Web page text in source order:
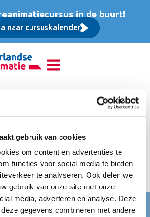
gebruik van cookies
om content en advertenties te
functies voor social media te bieden
te analyseren. Ook delen we
gebruik van onze site met onze
media, adverteren en analyse. Deze
gegevens combineren met andere
in de buurt!
naar cursuskalender
van
koffie/thee met krentenwegge en
Raad (NRR)